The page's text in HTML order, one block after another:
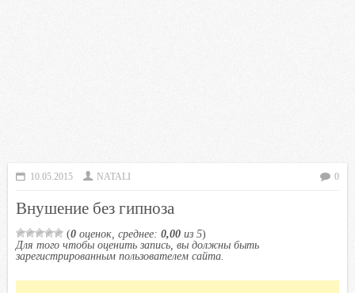
10.05.2015 NATALI 0
Внушение без гипноза
(0 оценок, среднее: 0,00 из 5)
Для того чтобы оценить запись, вы должны быть
зарегистрированным пользователем сайта.